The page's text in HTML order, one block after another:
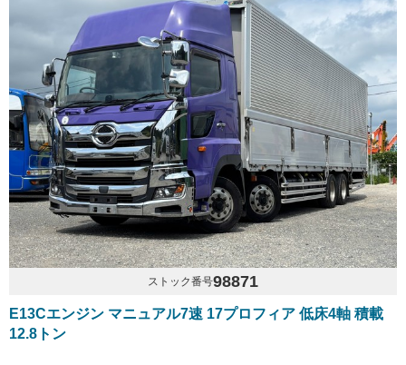
ストック番号98871
E13Cエンジン マニュアル7速 17プロフィア 低床4軸 積載
12.8トン